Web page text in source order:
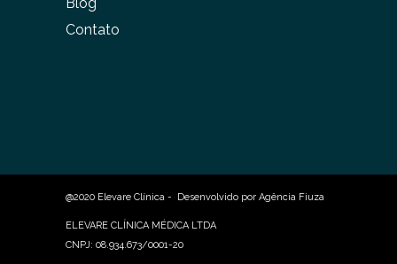
Blog
Contato
@2020 Elevare Clínica - Desenvolvido por Agência Fiuza
ELEVARE CLÍNICA MÉDICA LTDA
CNPJ: 08.934.673/0001-20